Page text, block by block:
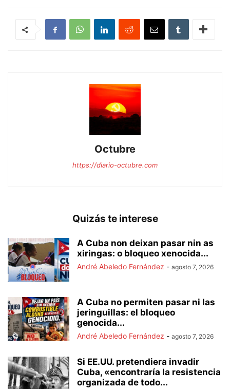
Octubre
https://diario-octubre.com
Quizás te interese
A Cuba non deixan pasar nin as
xiringas: o bloqueo xenocida...
André Abeledo Fernández - agosto 7, 2026
A Cuba no permiten pasar ni las
jeringuillas: el bloqueo
genocida...
André Abeledo Fernández - agosto 7, 2026
Si EE.UU. pretendiera invadir
Cuba, «encontraría la resistencia
organizada de todo...